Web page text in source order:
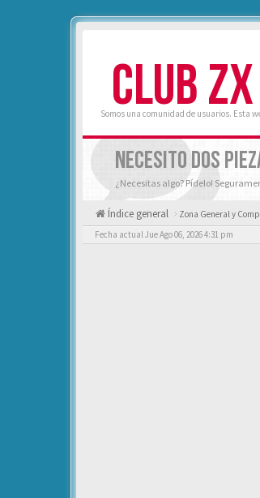
CLUB
Somos una comunidad de usuarios. Esta
NECESITO DOS
¿Necesitas algo? Pídelo!
Índice general Zona General y
Fecha actual Jue Ago 06, 2026 4:31 pm